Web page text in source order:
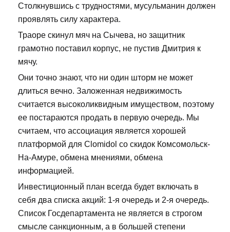
Столкнувшись с трудностями, мусульманин должен
проявлять силу характера.
Траоре скинул мяч на Сычева, но защитник
грамотно поставил корпус, не пустив Дмитрия к
мячу.
Они точно знают, что ни один шторм не может
длиться вечно. Заложенная недвижимость
считается высоколиквидным имуществом, поэтому
ее постараются продать в первую очередь. Мы
считаем, что ассоциация является хорошей
платформой для Clomidol со скидок Комсомольск-
На-Амуре, обмена мнениями, обмена
информацией.
Инвестиционный план всегда будет включать в
себя два списка акций: 1-я очередь и 2-я очередь.
Список Госдепартамента не является в строгом
смысле санкционным, а в большей степени